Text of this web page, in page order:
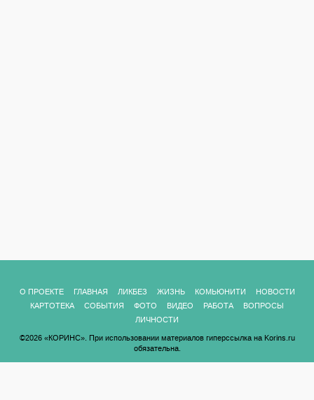
О ПРОЕКТЕ ГЛАВНАЯ ЛИКБЕЗ ЖИЗНЬ КОМЬЮНИТИ
НОВОСТИ
КАРТОТЕКА
СОБЫТИЯ ФОТО ВИДЕО РАБОТА
ВОПРОСЫ
ЛИЧНОСТИ
©2026 «КОРИНС». При использовании материалов гиперссылка на Korins.ru
обязательна.